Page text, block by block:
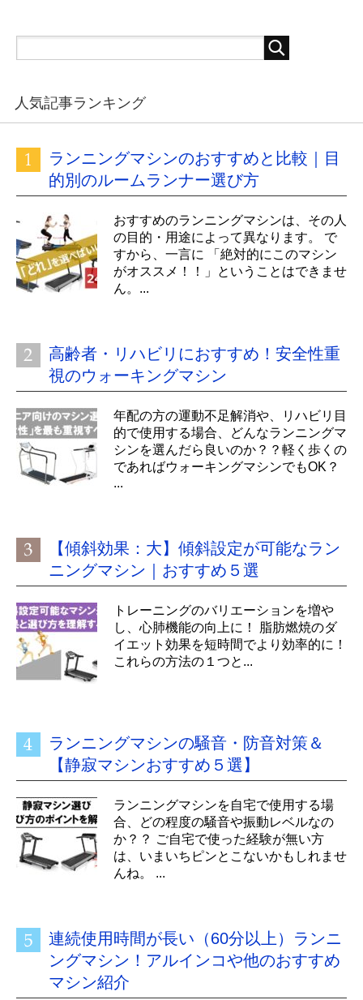
人気記事ランキング
ランニングマシンのおすすめと比較｜目
的別のルームランナー選び方
おすすめのランニングマシンは、その人
の目的・用途によって異なります。 で
すから、一言に 「絶対的にこのマシン
がオススメ！！」ということはできませ
ん。...
高齢者・リハビリにおすすめ！安全性重
視のウォーキングマシン
年配の方の運動不足解消や、リハビリ目
的で使用する場合、どんなランニングマ
シンを選んだら良いのか？？軽く歩くの
であればウォーキングマシンでもOK？
...
【傾斜効果：大】傾斜設定が可能なラン
ニングマシン｜おすすめ５選
トレーニングのバリエーションを増や
し、心肺機能の向上に！ 脂肪燃焼のダ
イエット効果を短時間でより効率的に！
これらの方法の１つと...
ランニングマシンの騒音・防音対策＆
【静寂マシンおすすめ５選】
ランニングマシンを自宅で使用する場
合、どの程度の騒音や振動レベルなの
か？？ ご自宅で使った経験が無い方
は、いまいちピンとこないかもしれませ
んね。 ...
連続使用時間が長い（60分以上）ランニ
ングマシン！アルインコや他のおすすめ
マシン紹介